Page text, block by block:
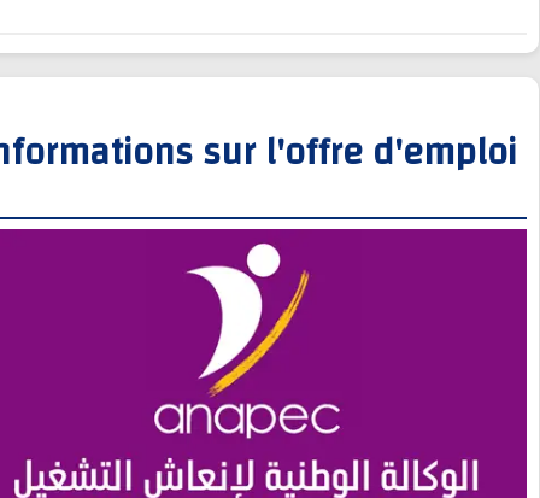
Informations sur l'offre